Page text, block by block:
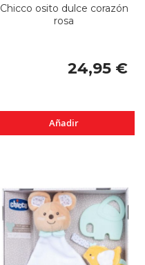
Chicco osito dulce corazón
rosa
24,95 €
Añadir